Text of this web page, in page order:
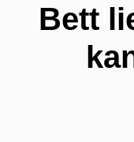
Bett